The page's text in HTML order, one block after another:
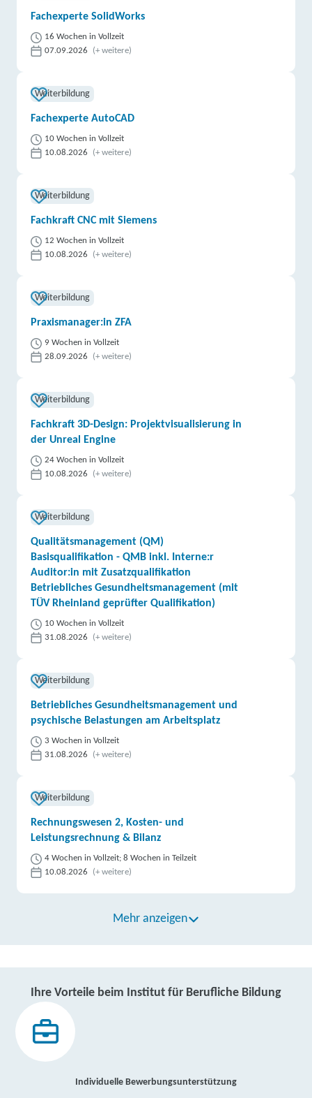
Fachexperte SolidWorks
16 Wochen in Vollzeit
07.09.2026
(+ weitere)
Weiterbildung
Fachexperte AutoCAD
10 Wochen in Vollzeit
10.08.2026
(+ weitere)
Weiterbildung
Fachkraft CNC mit Siemens
12 Wochen in Vollzeit
10.08.2026
(+ weitere)
Weiterbildung
Praxismanager:in ZFA
9 Wochen in Vollzeit
28.09.2026
(+ weitere)
Weiterbildung
Fachkraft 3D-Design: Projektvisualisierung in
der Unreal Engine
24 Wochen in Vollzeit
10.08.2026
(+ weitere)
Weiterbildung
Qualitätsmanagement (QM)
Basisqualifikation - QMB inkl. Interne:r
Auditor:in mit Zusatzqualifikation
Betriebliches Gesundheitsmanagement (mit
TÜV Rheinland geprüfter Qualifikation)
10 Wochen in Vollzeit
31.08.2026
(+ weitere)
Weiterbildung
Betriebliches Gesundheitsmanagement und
psychische Belastungen am Arbeitsplatz
3 Wochen in Vollzeit
31.08.2026
(+ weitere)
Weiterbildung
Rechnungswesen 2, Kosten- und
Leistungsrechnung & Bilanz
4 Wochen in Vollzeit; 8 Wochen in Teilzeit
10.08.2026
(+ weitere)
Mehr anzeigen
Ihre Vorteile beim Institut für Berufliche Bildung
Individuelle Bewerbungsunterstützung